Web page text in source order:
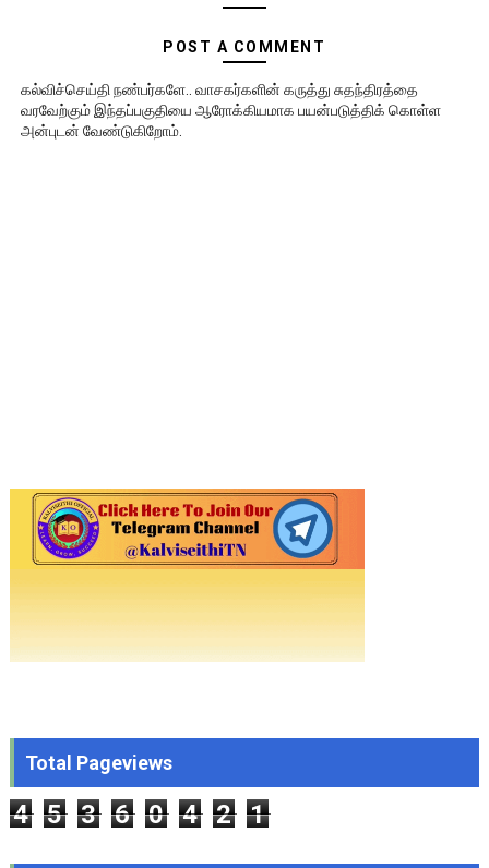
POST A COMMENT
கல்விச்செய்தி நண்பர்களே.. வாசகர்களின் கருத்து சுதந்திரத்தை
வரவேற்கும் இந்தப்பகுதியை ஆரோக்கியமாக பயன்படுத்திக் கொள்ள
அன்புடன் வேண்டுகிறோம்.
Total Pageviews
4 5 3 6 0 4 2 1